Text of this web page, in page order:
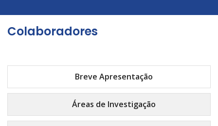
Colaboradores
Breve Apresentação
Áreas de Investigação